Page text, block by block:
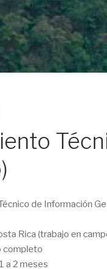
de Información
Rica (trabajo en
completo
a 2 meses